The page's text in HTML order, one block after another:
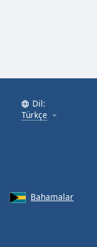
Dil:
Türkçe
Bahamalar